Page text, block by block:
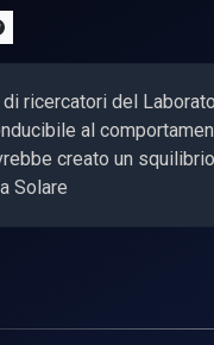
ricercatori del
al
creato un
Solare